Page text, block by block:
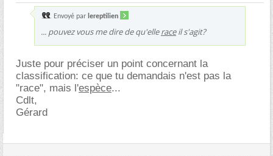
Envoyé par lereptilien
... pouvez vous me dire de qu'elleraceil s'agit?
Juste pour préciser un point concernant la
classification: ce que tu demandais n'est pas la
"race", mais l'espèce...
Cdlt,
Gérard